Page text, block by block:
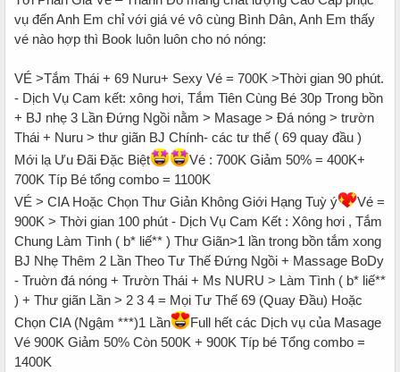
vụ đến Anh Em chỉ với giá vé vô cùng Bình Dân, Anh Em thấy
vé nào hợp thì Book luôn luôn cho nó nóng:
VÉ >Tắm Thái + 69 Nuru+ Sexy Vé = 700K >Thời gian 90 phút.
- Dịch Vụ Cam kết: xông hơi, Tắm Tiên Cùng Bé 30p Trong bồn
+ BJ nhẹ 3 Lần Đứng Ngồi nằm > Masage > Đá nóng > trườn
Thái + Nuru > thư giãn BJ Chính- các tư thế ( 69 quay đầu )
Mới lạ Ưu Đãi Đặc Biệt
Vé : 700K Giảm 50% = 400K+
700K Típ Bé tổng combo = 1100K
VÉ > CIA Hoặc Chọn Thư Giản Không Giới Hạng Tuỳ ý
Vé =
900K > Thời gian 100 phút - Dịch Vụ Cam Kết : Xông hơi , Tắm
Chung Làm Tình ( b* liế** ) Thư Giãn>1 lần trong bồn tắm xong
BJ Nhẹ Thêm 2 Lần Theo Tư Thế Đứng Ngồi + Massage BoDy
- Truờn đá nóng + Trườn Thái + Ms NURU > Làm Tình ( b* liế**
) + Thư giãn Lần > 2 3 4 = Mọi Tư Thế 69 (Quay Đầu) Hoặc
Chọn CIA (Ngậm ***)1 Lần
Full hết các Dịch vụ của Masage
Vé 900K Giảm 50% Còn 500K + 900K Típ bé Tổng combo =
1400K